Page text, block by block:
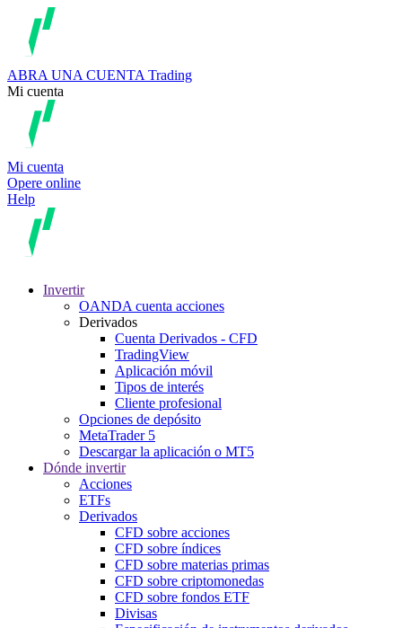
ABRA UNA CUENTA Trading
Mi cuenta
Mi cuenta
Opere online
Help
Invertir
OANDA cuenta acciones
Derivados
Cuenta Derivados - CFD
TradingView
Aplicación móvil
Tipos de interés
Cliente profesional
Opciones de depósito
MetaTrader 5
Descargar la aplicación o MT5
Dónde invertir
Acciones
ETFs
Derivados
CFD sobre acciones
CFD sobre índices
CFD sobre materias primas
CFD sobre criptomonedas
CFD sobre fondos ETF
Divisas